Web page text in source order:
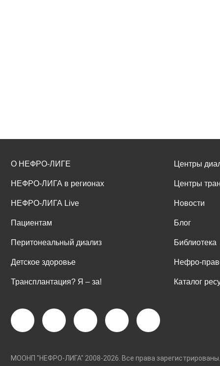
О НЕФРО-ЛИГЕ
НЕФРО-ЛИГА в регионах
НЕФРО-ЛИГА Live
Пациентам
Перитонеальный диализ
Детское здоровье
Трансплантация? Я ‒ за!
Центры
Центры
Новости
Блог
Библиотека
Нефро-
Каталог
МООНП "НЕФРО-ЛИГА" 2008-2026. Все права